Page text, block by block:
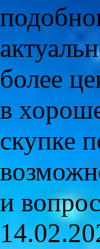
более
в
скупке
и